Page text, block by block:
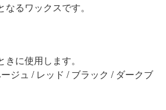
るワックスです。
に使用します。
ジュ / レッド / ブラック / ダークブ